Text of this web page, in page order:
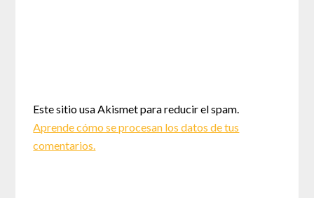
Este sitio usa Akismet para reducir el spam.
Aprende cómo se procesan los datos de tus
comentarios.